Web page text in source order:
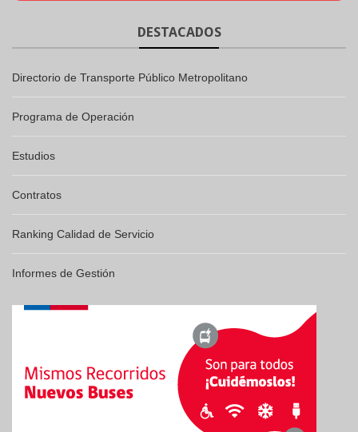
DESTACADOS
Directorio de Transporte Público Metropolitano
Programa de Operación
Estudios
Contratos
Ranking Calidad de Servicio
Informes de Gestión